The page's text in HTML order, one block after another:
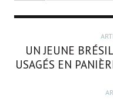
UN JEUNE
USAGÉS EN